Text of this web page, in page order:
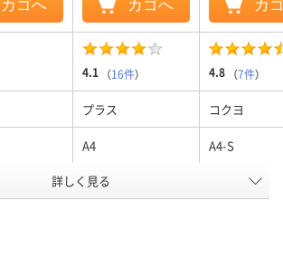
カゴへ カゴへ カ
4.1 （16件） 4.8 （7件）
プラス コクヨ
A4 A4-S
2
詳しく見る